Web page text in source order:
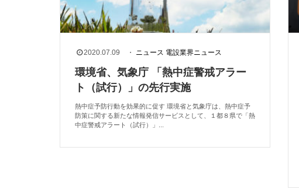
2020.07.09 ・ ニュース 電設業界ニュース
環境省、気象庁 「熱中症警戒アラー
ト（試行）」の先行実施
熱中症予防行動を効果的に促す 環境省と気象庁は、熱中症予
防策に関する新たな情報発信サービスとして、１都８県で「熱
中症警戒アラート（試行）」...